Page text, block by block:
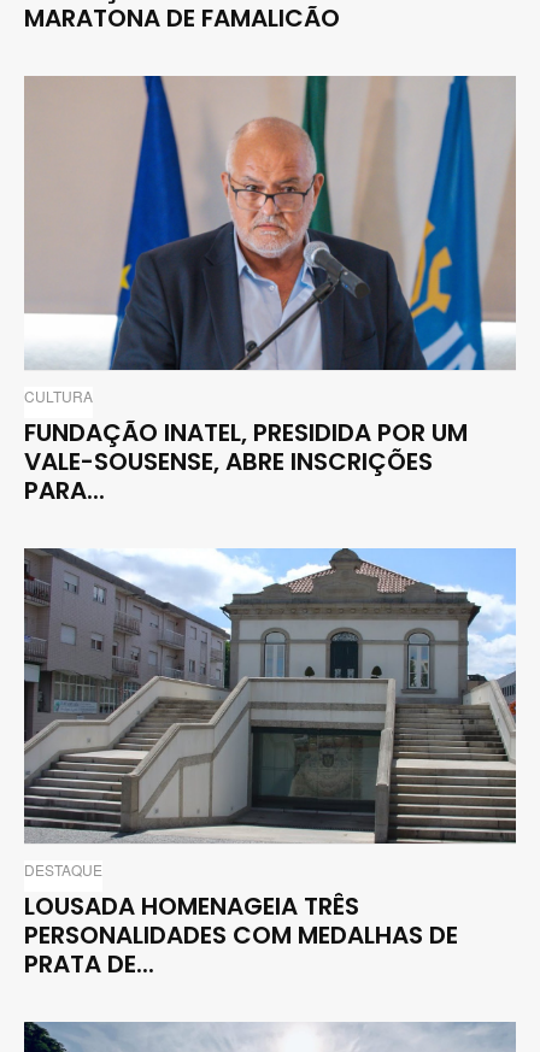
MARATONA DE FAMALICÃO
CULTURA
FUNDAÇÃO INATEL, PRESIDIDA POR UM
VALE-SOUSENSE, ABRE INSCRIÇÕES
PARA...
DESTAQUE
LOUSADA HOMENAGEIA TRÊS
PERSONALIDADES COM MEDALHAS DE
PRATA DE...